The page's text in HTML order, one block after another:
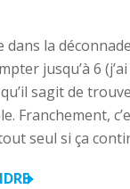
la
jusqu’à 6
sagit de
Franchement,
seul si ça